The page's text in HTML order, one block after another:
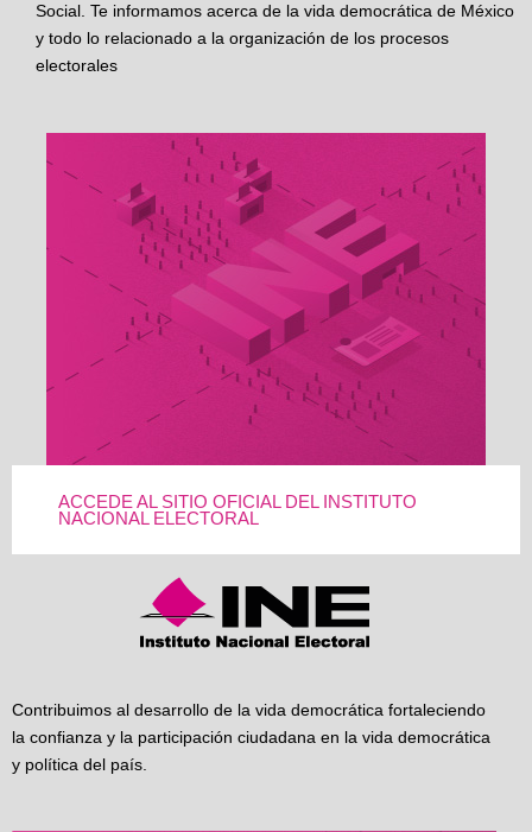
Social. Te informamos acerca de la vida democrática de México
y todo lo relacionado a la organización de los procesos
electorales
ACCEDE AL SITIO OFICIAL DEL INSTITUTO
NACIONAL ELECTORAL
Contribuimos al desarrollo de la vida democrática fortaleciendo
la confianza y la participación ciudadana en la vida democrática
y política del país.